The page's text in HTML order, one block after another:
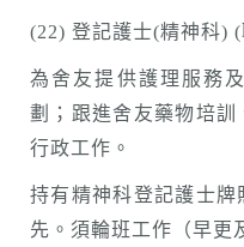
(22) 登記護士(精神科)
為舍友提供護理服務
劃；跟進舍友藥物培訓
行政工作。
持有精神科登記護士
先。須輪班工作（早更